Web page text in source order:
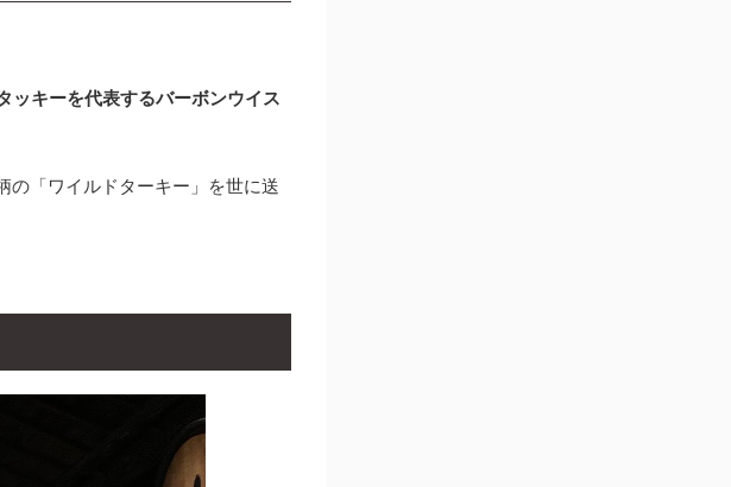
ッキーを代表するバーボンウイス
の「ワイルドターキー」を世に送